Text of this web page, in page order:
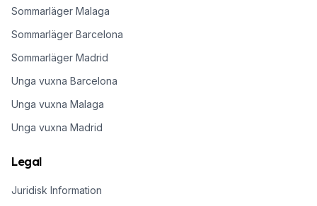
Sommarläger Malaga
Sommarläger Barcelona
Sommarläger Madrid
Unga vuxna Barcelona
Unga vuxna Malaga
Unga vuxna Madrid
Legal
Juridisk Information